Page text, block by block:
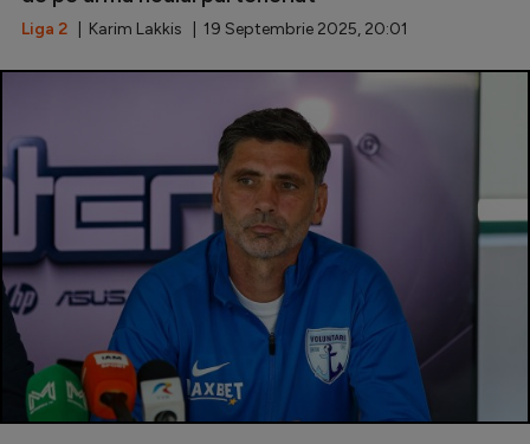
Liga 2 | Karim Lakkis | 19 Septembrie 2025, 20:01